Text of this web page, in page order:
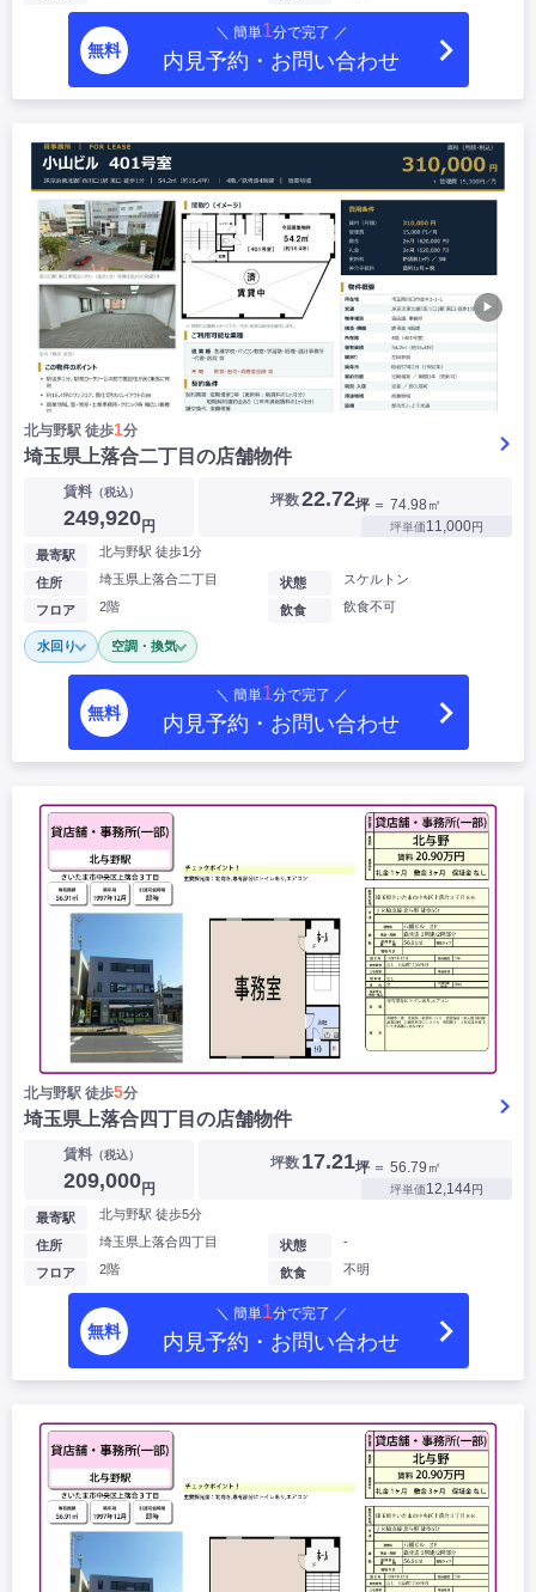
無料
＼ 簡単1分で完了 ／
内見予約・お問い合わせ
▶
北与野駅 徒歩1分
埼玉県上落合二丁目の店舗物件
賃料（税込）
249,920円
坪数22.72坪 ＝ 74.98㎡
坪単価11,000円
最寄駅 北与野駅 徒歩1分
住所 埼玉県上落合二丁目
フロア 2階
状態 スケルトン
飲食 飲食不可
水回り 空調・換気
無料
＼ 簡単1分で完了 ／
内見予約・お問い合わせ
北与野駅 徒歩5分
埼玉県上落合四丁目の店舗物件
賃料（税込）
209,000円
坪数 17.21坪 ＝ 56.79㎡
坪単価12,144円
最寄駅 北与野駅 徒歩5分
住所 埼玉県上落合四丁目
フロア 2階
状態 -
飲食 不明
無料
＼ 簡単1分で完了 ／
内見予約・お問い合わせ